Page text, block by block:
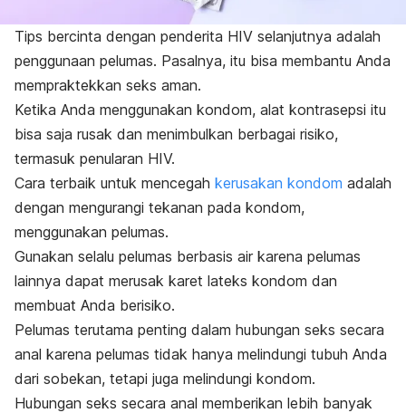
Tips bercinta dengan penderita HIV selanjutnya adalah
penggunaan pelumas. Pasalnya, itu bisa membantu Anda
mempraktekkan seks aman.
Ketika Anda menggunakan kondom, alat kontrasepsi itu
bisa saja rusak dan menimbulkan berbagai risiko,
termasuk penularan HIV.
Cara terbaik untuk mencegah kerusakan kondom adalah
dengan mengurangi tekanan pada kondom,
menggunakan pelumas.
Gunakan selalu pelumas berbasis air karena pelumas
lainnya dapat merusak karet lateks kondom dan
membuat Anda berisiko.
Pelumas terutama penting dalam hubungan seks secara
anal karena pelumas tidak hanya melindungi tubuh Anda
dari sobekan, tetapi juga melindungi kondom.
Hubungan seks secara anal memberikan lebih banyak